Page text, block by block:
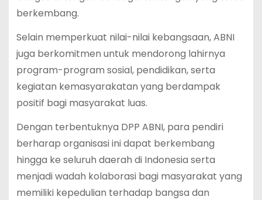
berkembang.
Selain memperkuat nilai-nilai kebangsaan, ABNI
juga berkomitmen untuk mendorong lahirnya
program-program sosial, pendidikan, serta
kegiatan kemasyarakatan yang berdampak
positif bagi masyarakat luas.
Dengan terbentuknya DPP ABNI, para pendiri
berharap organisasi ini dapat berkembang
hingga ke seluruh daerah di Indonesia serta
menjadi wadah kolaborasi bagi masyarakat yang
memiliki kepedulian terhadap bangsa dan